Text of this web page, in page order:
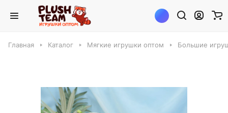
Главная Каталог Мягкие игрушки оптом Большие